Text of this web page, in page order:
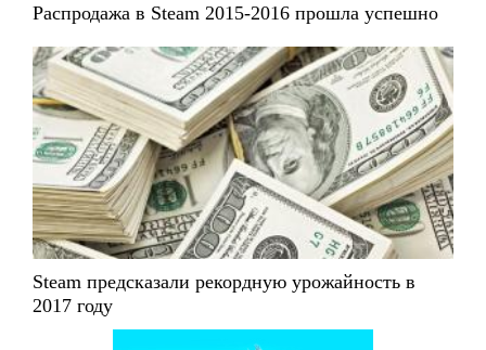
Распродажа в Steam 2015-2016 прошла успешно
Steam предсказали рекордную урожайность в
2017 году